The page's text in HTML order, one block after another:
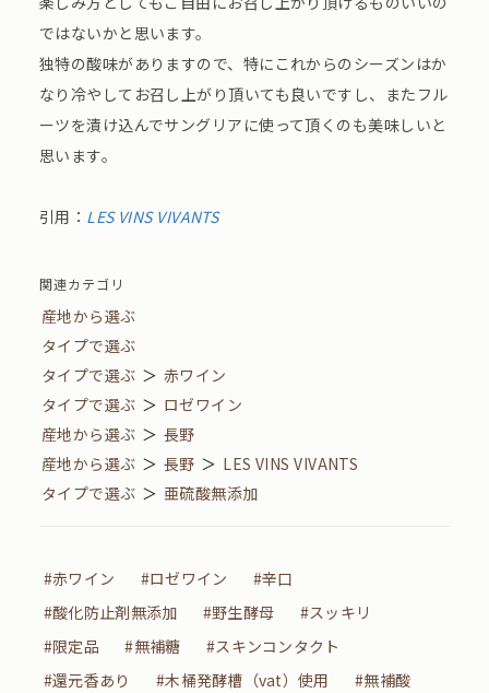
ではないかと思います。
独特の酸味がありますので、特にこれからのシーズンはか
なり冷やしてお召し上がり頂いても良いですし、またフル
ーツを漬け込んでサングリアに使って頂くのも美味しいと
思います。
引用： LES VINS VIVANTS
関連カテゴリ
産地から選ぶ
タイプで選ぶ
タイプで選ぶ ＞ 赤ワイン
タイプで選ぶ ＞ ロゼワイン
産地から選ぶ ＞ 長野
産地から選ぶ ＞ 長野 ＞ LES VINS VIVANTS
タイプで選ぶ ＞ 亜硫酸無添加
#赤ワイン #ロゼワイン
#辛口
#酸化防止剤無添加
#野生酵母
#スッキリ
#限定品
#無補糖
#スキンコンタクト
#還元香あり
#木桶発酵槽（vat）使用
#無補酸